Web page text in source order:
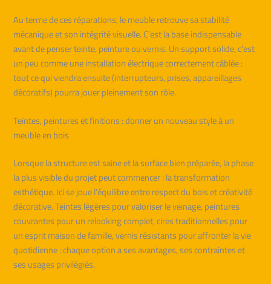
Au terme de ces réparations, le meuble retrouve sa stabilité
mécanique et son intégrité visuelle. C’est la base indispensable
avant de penser teinte, peinture ou vernis. Un support solide, c’est
un peu comme une installation électrique correctement câblée :
tout ce qui viendra ensuite (interrupteurs, prises, appareillages
décoratifs) pourra jouer pleinement son rôle.
Teintes, peintures et finitions : donner un nouveau style à un
meuble en bois
Lorsque la structure est saine et la surface bien préparée, la phase
la plus visible du projet peut commencer : la transformation
esthétique. Ici se joue l’équilibre entre respect du bois et créativité
décorative. Teintes légères pour valoriser le veinage, peintures
couvrantes pour un relooking complet, cires traditionnelles pour
un esprit maison de famille, vernis résistants pour affronter la vie
quotidienne : chaque option a ses avantages, ses contraintes et
ses usages privilégiés.